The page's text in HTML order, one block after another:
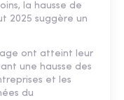
la hausse de
2025 suggère un
ont atteint leur
une hausse des
et les
du